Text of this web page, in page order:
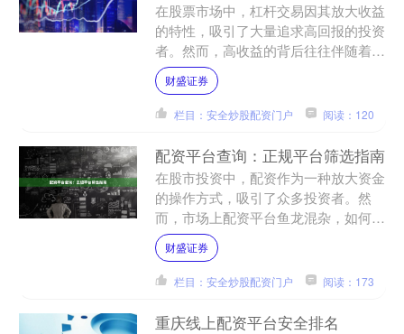
在股票市场中，杠杆交易因其放大收益
的特性，吸引了大量追求高回报的投资
者。然而，高收益的背后往往伴随着高
风险，尤其是爆仓的可能性。那么，股
票杠杆风险到底有多大？本....
财盛证券
栏目：安全炒股配资门户 阅读：120
配资平台查询：正规平台筛选指南
在股市投资中，配资作为一种放大资金
的操作方式，吸引了众多投资者。然
而，市场上配资平台鱼龙混杂，如何从
海量信息中筛选出正规、安全的平台，
成为投资者必须掌握的核心技....
财盛证券
栏目：安全炒股配资门户 阅读：173
重庆线上配资平台安全排名